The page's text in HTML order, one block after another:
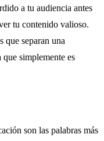
a tu audiencia antes
tu contenido valioso.
que separan una
simplemente es
son las palabras más